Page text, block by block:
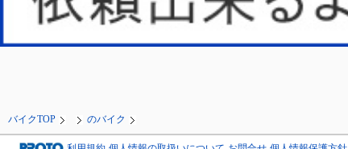
バイクTOP のバイク